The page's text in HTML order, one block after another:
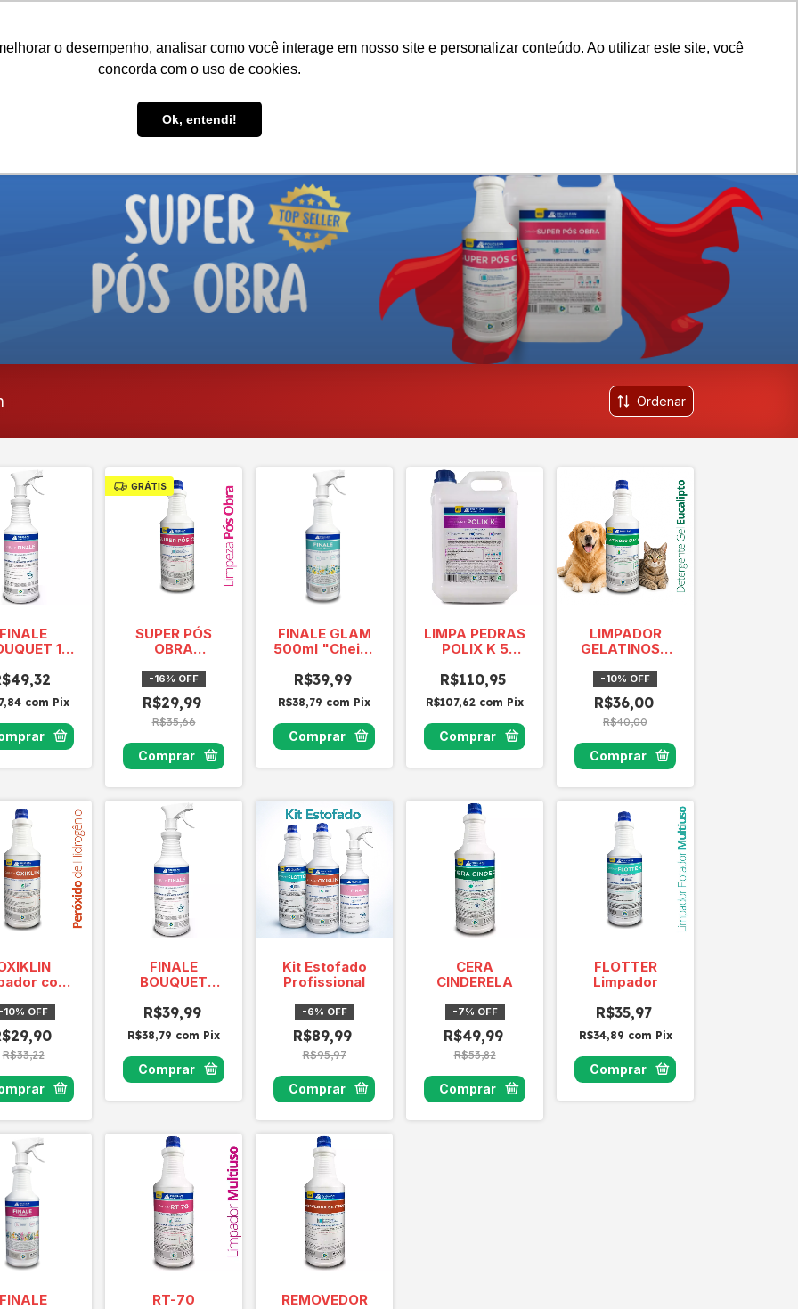
o desempenho, analisar como você interage em nosso site e personalizar conteúdo. Ao utilizar este site, você
concorda com o uso de cookies.
Ok, entendi!
Olá!Faça login
Ou cadastre-se
PRODUTOS DE LIMPEZA
Ordenar
FINALE
1
com Pix
GRÁTIS
SUPER PÓS
OBRA
-16% OFF
R$29,99
R$35,66
FINALE GLAM
500ml "Cheiro
R$39,99
R$38,79 com Pix
LIMPA PEDRAS
POLIX K 5
R$110,95
R$107,62 com Pix
LIMPADOR
GELATINOSO
-10% OFF
R$36,00
R$40,00
com
10% OFF
R$33,22
FINALE
BOUQUET
R$39,99
R$38,79 com Pix
Kit Estofado
Profissional
-6% OFF
R$89,99
R$95,97
CERA
CINDERELA
-7% OFF
R$49,99
R$53,82
FLOTTER
Limpador
R$35,97
R$34,89 com Pix
FINALE
RT-70
REMOVEDOR